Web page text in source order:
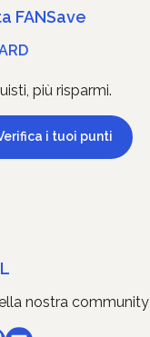
FANSave
più risparmi.
i tuoi punti
nostra community